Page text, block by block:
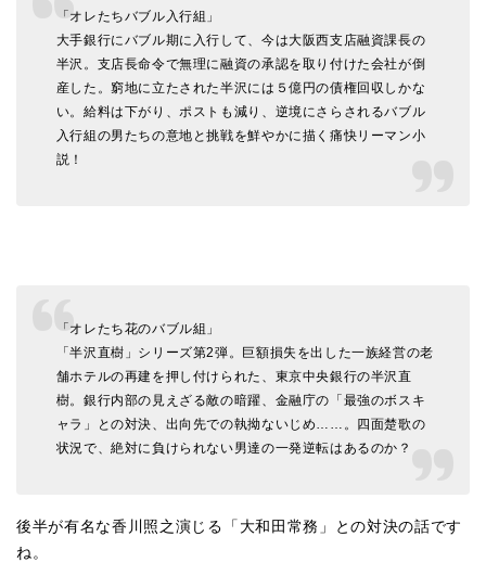
「オレたちバブル入行組」
大手銀行にバブル期に入行して、今は大阪西支店融資課長の
半沢。支店長命令で無理に融資の承認を取り付けた会社が倒
産した。窮地に立たされた半沢には５億円の債権回収しかな
い。給料は下がり、ポストも減り、逆境にさらされるバブル
入行組の男たちの意地と挑戦を鮮やかに描く痛快リーマン小
説！
「オレたち花のバブル組」
「半沢直樹」シリーズ第2弾。巨額損失を出した一族経営の老
舗ホテルの再建を押し付けられた、東京中央銀行の半沢直
樹。銀行内部の見えざる敵の暗躍、金融庁の「最強のボスキ
ャラ」との対決、出向先での執拗ないじめ……。四面楚歌の
状況で、絶対に負けられない男達の一発逆転はあるのか？
後半が有名な香川照之演じる「大和田常務」との対決の話です
ね。